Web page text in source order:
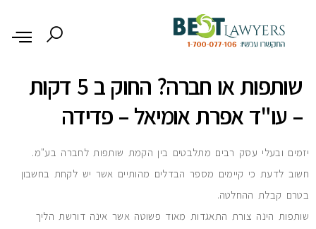
שותפות או חברה? החוק ב 5 דקות
– עו"ד אפרת אומיאל – פדידה
יזמים ובעלי עסק רבים מתלבטים בין הקמת שותפות לחברה בע"מ.
חשוב לדעת כי קיימים מספר הבדלים מהותיים אשר יש לקחת בחשבון
בטרם קבלת ההחלטה.
שותפות הינה צורת התאגדות מאוד פשוטה אשר אינה דורשת הליך